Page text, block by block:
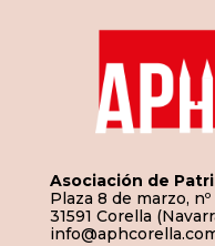
Asociación de
Plaza 8 de marzo, nº
31591 Corella